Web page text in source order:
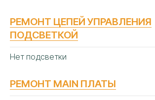
РЕМОНТ ЦЕПЕЙ УПРАВЛЕНИЯ
ПОДСВЕТКОЙ
Нет подсветки
РЕМОНТ MAIN ПЛАТЫ